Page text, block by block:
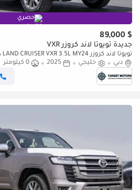
حصري
$ 89,000
جديدة تويوتا لاند كروزر VXR
تويوتا لاند كروزر VXR TOYOTA LAND CRUISER VXR 3.5L MY24
دبي
خليجي 2025
0 كيلومتر